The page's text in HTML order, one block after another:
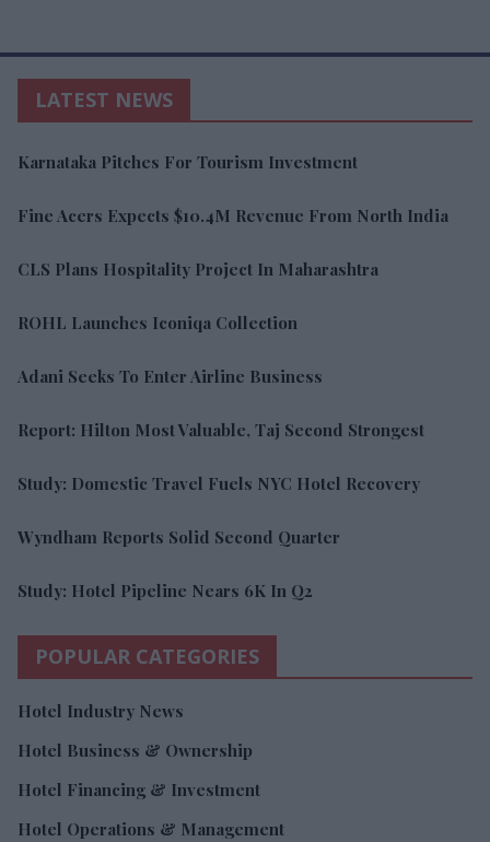
LATEST NEWS
Karnataka Pitches For Tourism Investment
Fine Acers Expects $10.4M Revenue From North India
CLS Plans Hospitality Project In Maharashtra
ROHL Launches Iconiqa Collection
Adani Seeks To Enter Airline Business
Report: Hilton Most Valuable, Taj Second Strongest
Study: Domestic Travel Fuels NYC Hotel Recovery
Wyndham Reports Solid Second Quarter
Study: Hotel Pipeline Nears 6K In Q2
POPULAR CATEGORIES
Hotel Industry News
Hotel Business & Ownership
Hotel Financing & Investment
Hotel Operations & Management